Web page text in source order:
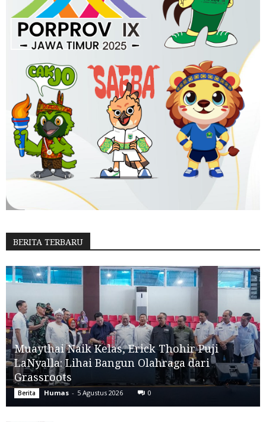
BERITA TERBARU
Muaythai Naik Kelas, Erick Thohir Puji
LaNyalla: Lihai Bangun Olahraga dari
Grassroots
Berita Humas - 5 Agustus 2026 0